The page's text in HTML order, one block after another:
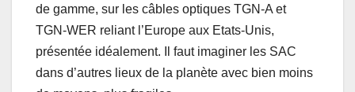
de gamme, sur les câbles optiques TGN-A et
TGN-WER reliant l’Europe aux Etats-Unis,
présentée idéalement. Il faut imaginer les SAC
dans d’autres lieux de la planète avec bien moins